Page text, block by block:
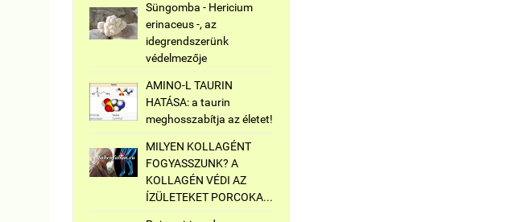
Süngomba - Hericium
erinaceus -, az
idegrendszerünk
védelmezője
AMINO-L TAURIN
HATÁSA: a taurin
meghosszabítja az életet!
MILYEN KOLLAGÉNT
FOGYASSZUNK? A
KOLLAGÉN VÉDI AZ
ÍZÜLETEKET PORCOKA...